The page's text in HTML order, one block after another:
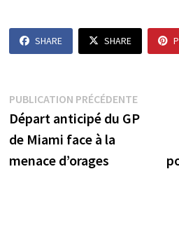
SHARE SHARE
Navigation
de
l’article
PUBLICATION PRÉCÉDENTE
Départ anticipé du GP
de Miami face à la
menace d’orages